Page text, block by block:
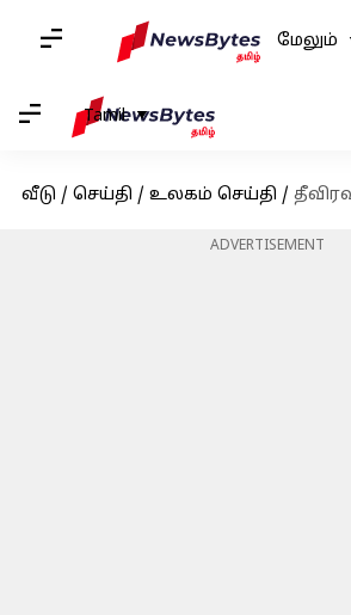
மேலும்
Tamil
வீடு / செய்தி / உலகம் செய்தி / தீவிரவாதத்தால்
ADVERTISEMENT